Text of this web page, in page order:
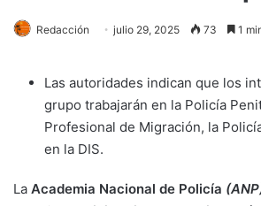
Redacción julio 29, 2025 73 1
Las autoridades indican que los
grupo trabajarán en la Policía
Profesional de Migración, la
en la DIS.
La Academia Nacional de Policía